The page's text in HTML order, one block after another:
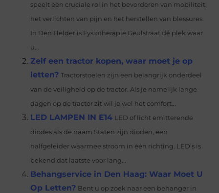
speelt een cruciale rol in het bevorderen van mobiliteit,
het verlichten van pijn en het herstellen van blessures.
In Den Helder is Fysiotherapie Geulstraat dé plek waar
u...
Zelf een tractor kopen, waar moet je op
letten? Tractorstoelen zijn een belangrijk onderdeel
van de veiligheid op de tractor. Als je namelijk lange
dagen op de tractor zit wil je wel het comfort...
LED LAMPEN IN E14 LED of licht emitterende
diodes als de naam Staten zijn dioden, een
halfgeleider waarmee stroom in één richting. LED’s is
bekend dat laatste voor lang...
Behangservice in Den Haag: Waar Moet U
Op Letten? Bent u op zoek naar een behanger in